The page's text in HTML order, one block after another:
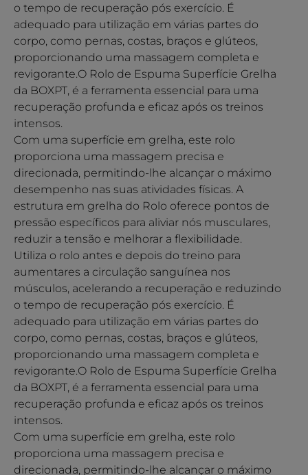
o tempo de recuperação pós exercício. É
adequado para utilização em várias partes do
corpo, como pernas, costas, braços e glúteos,
proporcionando uma massagem completa e
revigorante.O Rolo de Espuma Superfície Grelha
da BOXPT, é a ferramenta essencial para uma
recuperação profunda e eficaz após os treinos
intensos.
Com uma superfície em grelha, este rolo
proporciona uma massagem precisa e
direcionada, permitindo-lhe alcançar o máximo
desempenho nas suas atividades físicas. A
estrutura em grelha do Rolo oferece pontos de
pressão específicos para aliviar nós musculares,
reduzir a tensão e melhorar a flexibilidade.
Utiliza o rolo antes e depois do treino para
aumentares a circulação sanguínea nos
músculos, acelerando a recuperação e reduzindo
o tempo de recuperação pós exercício. É
adequado para utilização em várias partes do
corpo, como pernas, costas, braços e glúteos,
proporcionando uma massagem completa e
revigorante.O Rolo de Espuma Superfície Grelha
da BOXPT, é a ferramenta essencial para uma
recuperação profunda e eficaz após os treinos
intensos.
Com uma superfície em grelha, este rolo
proporciona uma massagem precisa e
direcionada, permitindo-lhe alcançar o máximo